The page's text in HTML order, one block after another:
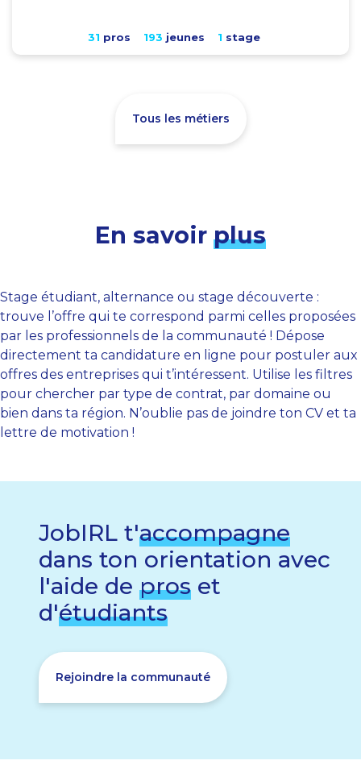
31 pros 193 jeunes 1 stage
Tous les métiers
En savoir plus
Stage étudiant, alternance ou stage découverte :
trouve l’offre qui te correspond parmi celles proposées
par les professionnels de la communauté ! Dépose
directement ta candidature en ligne pour postuler aux
offres des entreprises qui t’intéressent. Utilise les filtres
pour chercher par type de contrat, par domaine ou
bien dans ta région. N’oublie pas de joindre ton CV et ta
lettre de motivation !
JobIRL t'accompagne
dans ton orientation avec
l'aide de pros et
d'étudiants
Rejoindre la communauté